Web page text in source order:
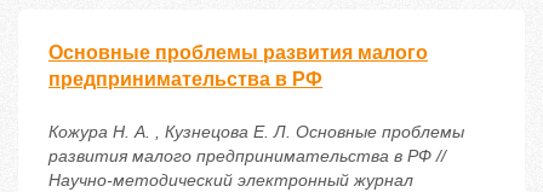
Основные проблемы развития малого
предпринимательства в РФ
Кожура Н. А. , Кузнецова Е. Л. Основные проблемы
развития малого предпринимательства в РФ //
Научно-методический электронный журнал